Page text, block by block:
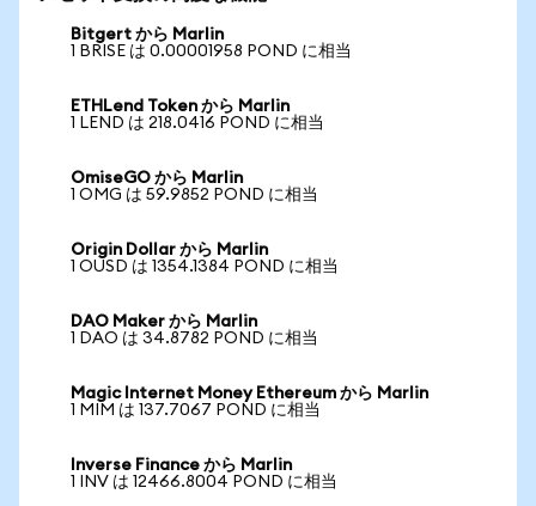
Bitgert から Marlin
1 BRISE は 0.00001958 POND に相当
ETHLend Token から Marlin
1 LEND は 218.0416 POND に相当
OmiseGO から Marlin
1 OMG は 59.9852 POND に相当
Origin Dollar から Marlin
1 OUSD は 1354.1384 POND に相当
DAO Maker から Marlin
1 DAO は 34.8782 POND に相当
Magic Internet Money Ethereum から Marlin
1 MIM は 137.7067 POND に相当
Inverse Finance から Marlin
1 INV は 12466.8004 POND に相当